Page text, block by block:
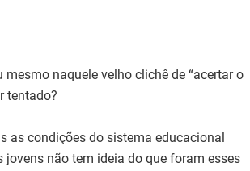
naquele velho clichê de “acertar o
tentado?
as condições do sistema educacional
não tem ideia do que foram esses